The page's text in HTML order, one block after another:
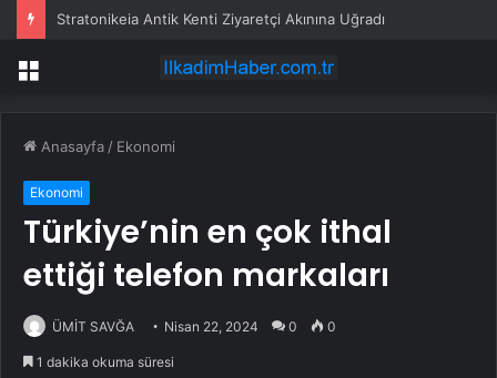
Stratonikeia Antik Kenti Ziyaretçi Akınına Uğradı
Menü
Anasayfa / Ekonomi
Ekonomi
Türkiye’nin en çok ithal
ettiği telefon markaları
ÜMİT SAVĞA Nisan 22, 2024 0 0
1 dakika okuma süresi